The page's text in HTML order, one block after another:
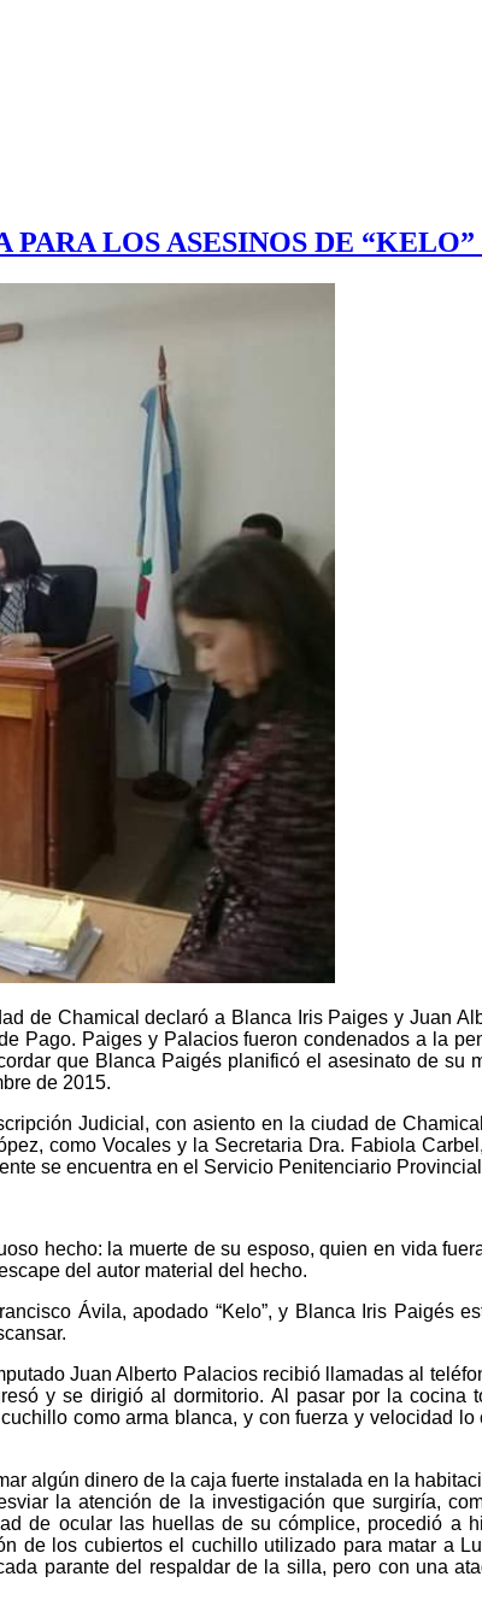
LOS ASESINOS DE
de Chamical declaró a Blanca Iris Paiges y Juan
Pago. Paiges y Palacios fueron condenados a la
que Blanca Paigés planificó el asesinato de su
de 2015.
Judicial, con asiento en la ciudad de
como Vocales y la Secretaria Dra. Fabiola
se encuentra en el Servicio Penitenciario
hecho: la muerte de su esposo, quien en vida
del autor material del hecho.
Ávila, apodado “Kelo”, y Blanca Iris Paigés
Juan Alberto Palacios recibió llamadas al
y se dirigió al dormitorio. Al pasar por la
como arma blanca, y con fuerza y velocidad
algún dinero de la caja fuerte instalada en la
la atención de la investigación que surgiría,
de ocular las huellas de su cómplice, procedió a
de los cubiertos el cuchillo utilizado para matar a
parante del respaldar de la silla, pero con una